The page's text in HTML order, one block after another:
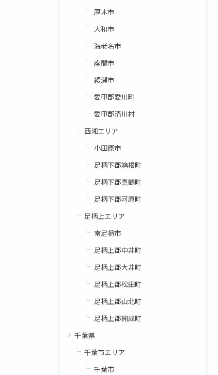
厚木市
大和市
海老名市
座間市
綾瀬市
愛甲郡愛川町
愛甲郡清川村
西湘エリア
小田原市
足柄下郡箱根町
足柄下郡真鶴町
足柄下郡河原町
足柄上エリア
南足柄市
足柄上郡中井町
足柄上郡大井町
足柄上郡松田町
足柄上郡山北町
足柄上郡開成町
千葉県
千葉市エリア
千葉市